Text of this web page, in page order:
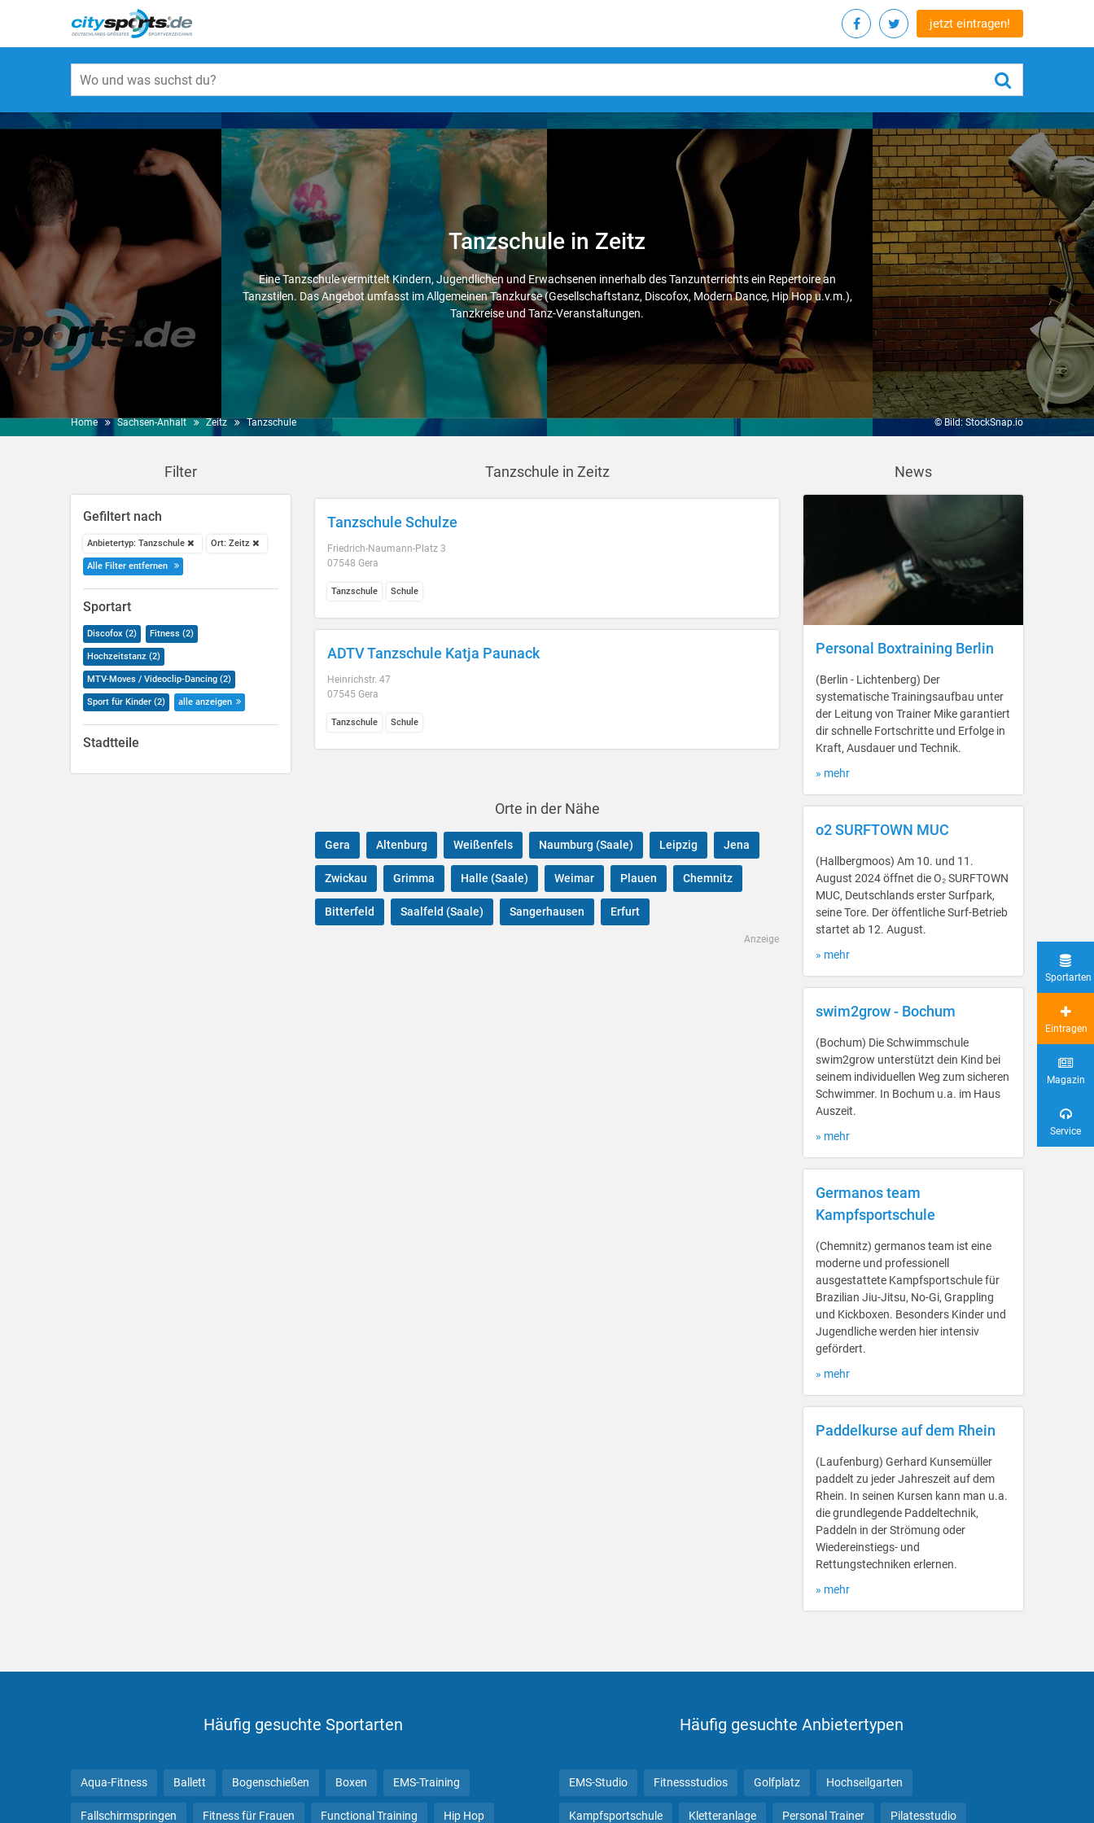
jetzt eintragen!
Tanzschule in Zeitz
Eine Tanzschule vermittelt Kindern, Jugendlichen und Erwachsenen innerhalb des Tanzunterrichts ein Repertoire an
Tanzstilen. Das Angebot umfasst im Allgemeinen Tanzkurse (Gesellschaftstanz, Discofox, Modern Dance, Hip Hop u.v.m.),
Tanzkreise und Tanz-Veranstaltungen.
Home Sachsen-Anhalt Zeitz Tanzschule © Bild: StockSnap.io
Filter
Gefiltert nach
Anbietertyp: Tanzschule Ort: Zeitz
Alle Filter entfernen
Sportart
Discofox (2) Fitness (2)
Hochzeitstanz (2)
MTV-Moves / Videoclip-Dancing (2)
Sport für Kinder (2) alle anzeigen
Stadtteile
Tanzschule in Zeitz
Tanzschule Schulze
Friedrich-Naumann-Platz 3
07548 Gera
Tanzschule Schule
ADTV Tanzschule Katja Paunack
Heinrichstr. 47
07545 Gera
Tanzschule Schule
Orte in der Nähe
Gera Altenburg Weißenfels Naumburg (Saale) Leipzig Jena
Zwickau Grimma Halle (Saale) Weimar Plauen Chemnitz
Bitterfeld Saalfeld (Saale) Sangerhausen Erfurt
Anzeige
News
Personal Boxtraining Berlin
(Berlin - Lichtenberg) Der
systematische Trainingsaufbau unter
der Leitung von Trainer Mike garantiert
dir schnelle Fortschritte und Erfolge in
Kraft, Ausdauer und Technik.
» mehr
o2 SURFTOWN MUC
(Hallbergmoos) Am 10. und 11.
August 2024 öffnet die O₂ SURFTOWN
MUC, Deutschlands erster Surfpark,
seine Tore. Der öffentliche Surf-Betrieb
startet ab 12. August.
» mehr
swim2grow - Bochum
(Bochum) Die Schwimmschule
swim2grow unterstützt dein Kind bei
seinem individuellen Weg zum sicheren
Schwimmer. In Bochum u.a. im Haus
Auszeit.
» mehr
Germanos team
Kampfsportschule
(Chemnitz) germanos team ist eine
moderne und professionell
ausgestattete Kampfsportschule für
Brazilian Jiu-Jitsu, No-Gi, Grappling
und Kickboxen. Besonders Kinder und
Jugendliche werden hier intensiv
gefördert.
» mehr
Paddelkurse auf dem Rhein
(Laufenburg) Gerhard Kunsemüller
paddelt zu jeder Jahreszeit auf dem
Rhein. In seinen Kursen kann man u.a.
die grundlegende Paddeltechnik,
Paddeln in der Strömung oder
Wiedereinstiegs- und
Rettungstechniken erlernen.
» mehr
Häufig gesuchte Sportarten
Aqua-Fitness Ballett Bogenschießen Boxen EMS-Training
Fallschirmspringen Fitness für Frauen Functional Training Hip Hop
Häufig gesuchte Anbietertypen
EMS-Studio Fitnessstudios Golfplatz Hochseilgarten
Kampfsportschule Kletteranlage Personal Trainer Pilatesstudio
Sportarten
Eintragen
Magazin
Service